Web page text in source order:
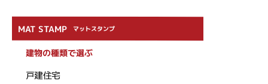
MAT STAMP マットスタンプ
建物の種類で選ぶ
戸建住宅